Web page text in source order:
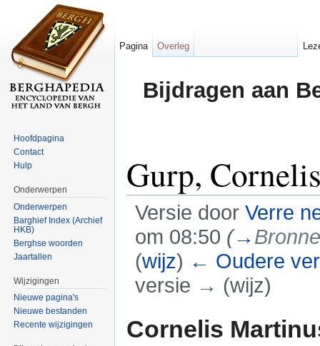
Bijdragen aan
Gurp,
Versie door Verre
om 08:50 (→
(wijz) ← Oudere
versie → (wijz)
Cornelis
Pagina Overleg
Hoofdpagina
Contact
Hulp
Onderwerpen
Onderwerpen
Barghief Index (Archief
HKB)
Berghse woorden
Jaartallen
Wijzigingen
Nieuwe pagina's
Nieuwe bestanden
Recente wijzigingen